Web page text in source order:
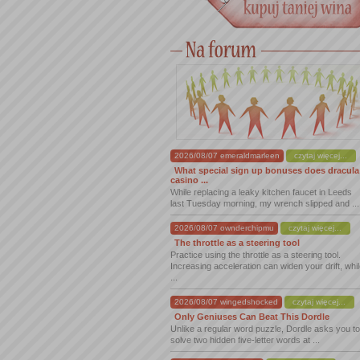
2026/08/07 emeraldmarleen czytaj więcej...
What special sign up bonuses does dracula
casino ...
While replacing a leaky kitchen faucet in Leeds
last Tuesday morning, my wrench slipped and ...
2026/08/07 ownderchipmu czytaj więcej...
The throttle as a steering tool
Practice using the throttle as a steering tool.
Increasing acceleration can widen your drift,
2026/08/07 wingedshocked czytaj więcej...
Only Geniuses Can Beat This Dordle
Unlike a regular word puzzle, Dordle asks you to
solve two hidden five-letter words at ...